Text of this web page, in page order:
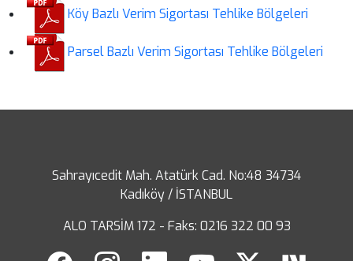
Köy Bazlı Verim Sigortası Tehlike Bölgeleri
Parsel Bazlı Verim Sigortası Tehlike Bölgeleri
Sahrayıcedit Mah. Atatürk Cad. No:48 34734
Kadıköy / İSTANBUL
ALO TARSİM 172 - Faks: 0216 322 00 93